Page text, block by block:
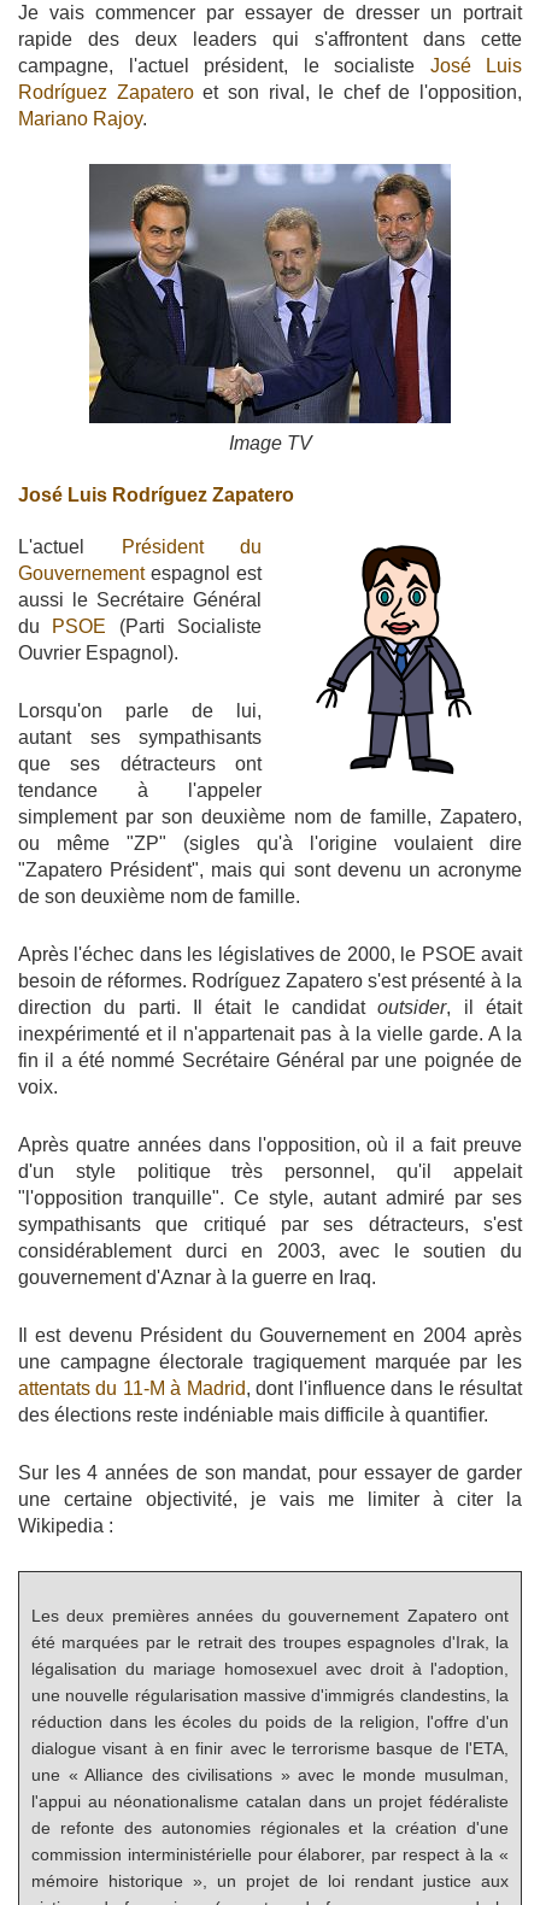
Je vais commencer par essayer de dresser un portrait
rapide des deux leaders qui s'affrontent dans cette
campagne, l'actuel président, le socialiste José Luis
Rodríguez Zapateroet son rival, le chef de l'opposition,
Mariano Rajoy.
Image TV
José Luis Rodríguez Zapatero
L'actuel
Président du
Gouvernementespagnol est
aussi le Secrétaire Général
du PSOE (Parti Socialiste
Ouvrier Espagnol).
Lorsqu'on parle de lui,
autant ses sympathisants
que ses détracteurs ont
tendance à l'appeler
simplement par son deuxième nom de famille, Zapatero,
ou même "ZP" (sigles qu'à l'origine voulaient dire
"Zapatero Président", mais qui sont devenu un acronyme
de son deuxième nom de famille.
Après l'échec dans les législatives de 2000, le PSOE avait
besoin de réformes. Rodríguez Zapatero s'est présenté à la
direction du parti. Il était le candidatoutsider, il était
inexpérimenté et il n'appartenait pas à la vielle garde. A la
fin il a été nommé Secrétaire Général par une poignée de
voix.
Après quatre années dans l'opposition, où il a fait preuve
d'un style politique très personnel, qu'il appelait
"l'opposition tranquille". Ce style, autant admiré par ses
sympathisants que critiqué par ses détracteurs, s'est
considérablement durci en 2003, avec le soutien du
gouvernement d'Aznar à la guerre en Iraq.
Il est devenu Président du Gouvernement en 2004 après
une campagne électorale tragiquement marquée par les
attentats du 11-M à Madrid, dont l'influence dans le résultat
des élections reste indéniable mais difficile à quantifier.
Sur les 4 années de son mandat, pour essayer de garder
une certaine objectivité, je vais me limiter à citer la
Wikipedia :
Les deux premières années du gouvernement Zapatero ont
été marquées par le retrait des troupes espagnoles d'Irak, la
légalisation du mariage homosexuel avec droit à l'adoption,
une nouvelle régularisation massive d'immigrés clandestins, la
réduction dans les écoles du poids de la religion, l'offre d'un
dialogue visant à en finir avec le terrorisme basque de l'ETA,
une « Alliance des civilisations » avec le monde musulman,
l'appui au néonationalisme catalan dans un projet fédéraliste
de refonte des autonomies régionales et la création d'une
commission interministérielle pour élaborer, par respect à la «
mémoire historique », un projet de loi rendant justice aux